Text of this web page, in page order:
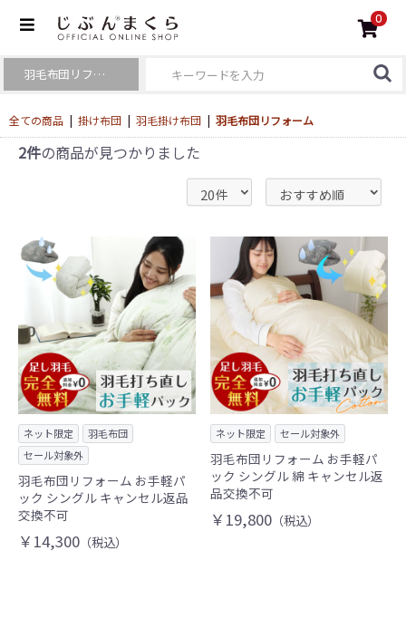
0
全ての商品 | 掛け布団 | 羽毛掛け布団 | 羽毛布団リフォーム
2件の商品が見つかりました
ネット限定
羽毛布団
セール対象外
羽毛布団リフォーム お手軽パ
ック シングル キャンセル返品
交換不可
￥14,300 （税込）
ネット限定 セール対象外
羽毛布団リフォーム お手軽パ
ック シングル 綿 キャンセル返
品交換不可
￥19,800 （税込）